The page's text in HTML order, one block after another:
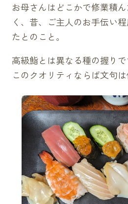
お母さんはどこかで修業積
く、昔、ご主人のお手伝い
たとのこと。
高級鮨とは異なる種の握り
このクオリティならば文句は